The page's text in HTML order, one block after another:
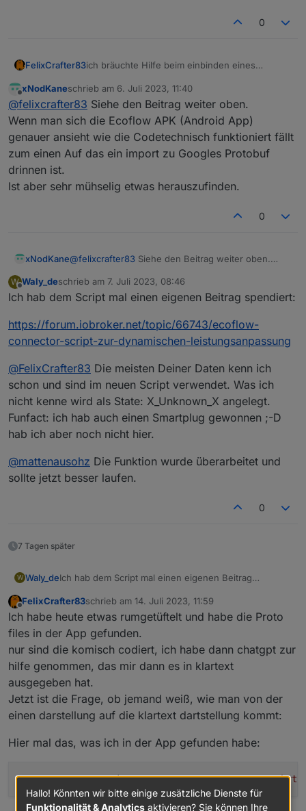
0
FelixCrafter83ich bräuchte Hilfe beim einbinden eines
Ich habe hier verschiedene Daten vom MQTT
Broker bekommen
es kommen bei
/app/device/property/HW52ZDH4SF5J6396
immer zwei verschiedene datensätze:
Der mit der Energiemessung: Zum beispiel hier
die muss mit 14W sein (mann muss hier wieder
/10 machen):
Field number 10 hat dort den wert 140 -> 140/10
= 10W
Und einen mit generellen infos?:
Das wird immer angefragt bei
auf
perty/set gepublished:
AUS:
AN:
Wie seit ihr auf die .proto files gekommen?
könnte man für die steckdosen auch eine .proto
machen?
Vielen Dank
Offline
xNodKaneschrieb am 6. Juli 2023, 11:40
zuletzt editiert von
@felixcrafter83 Siehe den Beitrag weiter oben.
Wenn man sich die Ecoflow APK (Android App)
genauer ansieht wie die Codetechnisch funktioniert fällt
zum einen Auf das ein import zu Googles Protobuf
drinnen ist.
Ist aber sehr mühselig etwas herauszufinden.
0
xNodKane@felixcrafter83 Siehe den Beitrag weiter oben.
genauer ansieht wie die Codetechnisch funktioniert
fällt zum einen Auf das ein import zu Googles
Ist aber sehr mühselig etwas herauszufinden.
W
Offline
Waly_deschrieb am 7. Juli 2023, 08:46
zuletzt editiert von
Ich hab dem Script mal einen eigenen Beitrag spendiert:
https://forum.iobroker.net/topic/66743/ecoflow-
connector-script-zur-dynamischen-leistungsanpassung
@FelixCrafter83 Die meisten Deiner Daten kenn ich
schon und sind im neuen Script verwendet. Was ich
nicht kenne wird als State: X_Unknown_X angelegt.
Funfact: ich hab auch einen Smartplug gewonnen ;-D
hab ich aber noch nicht hier.
@mattenausohz Die Funktion wurde überarbeitet und
sollte jetzt besser laufen.
0
7 Tagen später
W Waly_deIch hab dem Script mal einen eigenen Beitrag
https://forum.iobroker.net/topic/66743/ecoflow-
connector-script-zur-dynamischen-
leistungsanpassung
@FelixCrafter83Die meisten Deiner Daten kenn ich
schon und sind im neuen Script verwendet. Was ich
nicht kenne wird als State: X_Unknown_X angelegt.
Funfact: ich hab auch einen Smartplug gewonnen ;-D
hab ich aber noch nicht hier.
@ mattenausohzDie Funktion wurde überarbeitet und
sollte jetzt besser laufen.
Offline
FelixCrafter83schrieb am 14. Juli 2023, 11:59
zuletzt editiert von
Ich habe heute etwas rumgetüftelt und habe die Proto
files in der App gefunden.
nur sind die komisch codiert, ich habe dann chatgpt zur
hilfe genommen, das mir dann es in klartext
ausgegeben hat.
Jetzt ist die Frage, ob jemand weiß, wie man von der
einen darstellung auf die klartext dartstellung kommt:
Hier mal das, was ich in der App gefunden habe:
\n\u0016wn511_socket_sys.proto\"\u00ca\u0001\n
Hallo! Könnten wir bitte einige zusätzliche Dienste für
Funktionalität & Analytics aktivieren? Sie können Ihre